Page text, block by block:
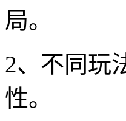
局。
2、不同玩
性。